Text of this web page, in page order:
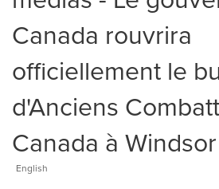
Canada rouvrira
officiellement le
d'Anciens
Canada à
English